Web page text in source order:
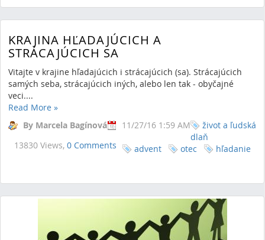
KRAJINA HĽADAJÚCICH A
STRÁCAJÚCICH SA
Vitajte v krajine hľadajúcich i strácajúcich (sa). Strácajúcich
samých seba, strácajúcich iných, alebo len tak - obyčajné
veci....
Read More »
By Marcela Bagínová
11/27/16 1:59 AM
13830 Views, 0 Comments
život a ľudská
dlaň
advent
otec hľadanie